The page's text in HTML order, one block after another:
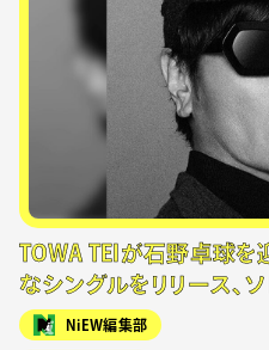
TOWA TEIが石野卓球を
なシングルをリリース、
NiEW編集部